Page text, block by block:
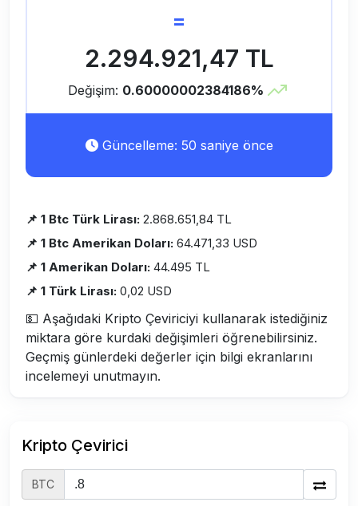
=
2.294.921,47 TL
Değişim: 0.60000002384186%
Güncelleme: 50 saniye önce
📌 1 Btc Türk Lirası: 2.868.651,84 TL
📌 1 Btc Amerikan Doları: 64.471,33 USD
📌 1 Amerikan Doları: 44.495 TL
📌 1 Türk Lirası: 0,02 USD
💵 Aşağıdaki Kripto Çeviriciyi kullanarak istediğiniz
miktara göre kurdaki değişimleri öğrenebilirsiniz.
Geçmiş günlerdeki değerler için bilgi ekranlarını
incelemeyi unutmayın.
Kripto Çevirici
BTC